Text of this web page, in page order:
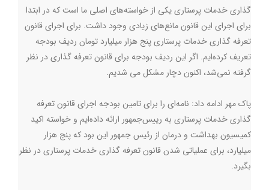
گذاری خدمات پرستاری یکی از خواسته‌های اصلی ما است که در ابتدا
برای اجرای این قانون مانع‌های زیادی وجود داشت. برای اجرای قانون
تعرفه گذاری خدمات پرستاری پنج هزار میلیارد تومان ردیف بودجه
تعریف کرده‌ایم. اگر این ردیف بودجه برای قانون تعرفه گذاری در نظر
گرفته نمی‌شد، اکنون دچار مشکل می شدیم.
پاک مهر ادامه داد: نامه‌ای را برای تامین بودجه اجرای قانون تعرفه
گذاری خدمات پرستاری به رییس‌جمهور ارائه داده‌ایم و خواسته اکید
کمیسیون بهداشت و درمان از رئیس جمهور این بود که پنج هزار
میلیارد، برای عملیاتی شدن قانون تعرفه گذاری خدمات پرستاری در نظر
بگیرد.